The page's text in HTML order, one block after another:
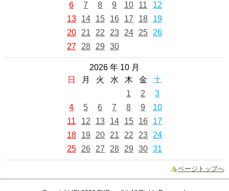
6
7 8 9 10 11
12
13
14 15 16 17 18
19
20
21 22 23 24 25
26
27
28 29 30
2026 年 10 月
日
月 火 水 木 金
土
1
2
3
4
5 6 7 8 9
10
11
12 13 14 15 16
17
18
19 20 21 22 23
24
25
26 27 28 29 30 31
ページトップへ